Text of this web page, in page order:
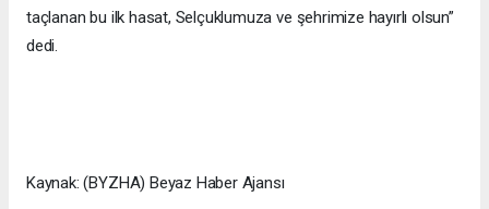
taçlanan bu ilk hasat, Selçuklumuza ve şehrimize hayırlı olsun”
dedi.
Kaynak: (BYZHA) Beyaz Haber Ajansı